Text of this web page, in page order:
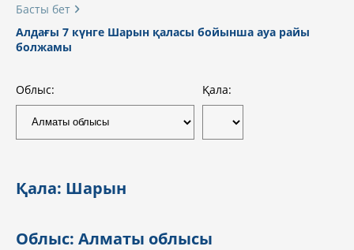
Басты бет
Алдағы 7 күнге Шарын қаласы бойынша ауа райы
болжамы
Облыс: Қала:
Қала: Шарын
Облыс: Алматы облысы